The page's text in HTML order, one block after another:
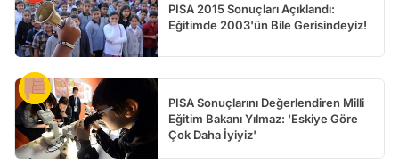
PISA 2015 Sonuçları Açıklandı:
Eğitimde 2003'ün Bile Gerisindeyiz!
PISA Sonuçlarını Değerlendiren Milli
Eğitim Bakanı Yılmaz: 'Eskiye Göre
Çok Daha İyiyiz'